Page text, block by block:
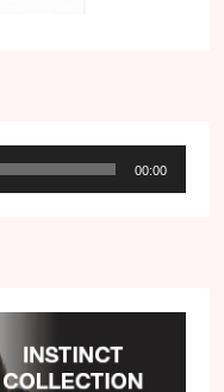
00:00